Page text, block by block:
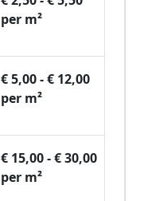
per m²
€ 5,00 - € 12,00
per m²
€ 15,00 - € 30,00
per m²